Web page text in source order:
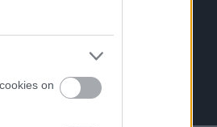
on